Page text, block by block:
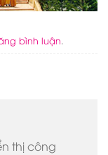
bình luận.
thị công